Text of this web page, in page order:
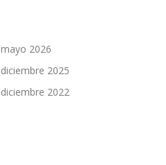
mayo 2026
diciembre 2025
diciembre 2022